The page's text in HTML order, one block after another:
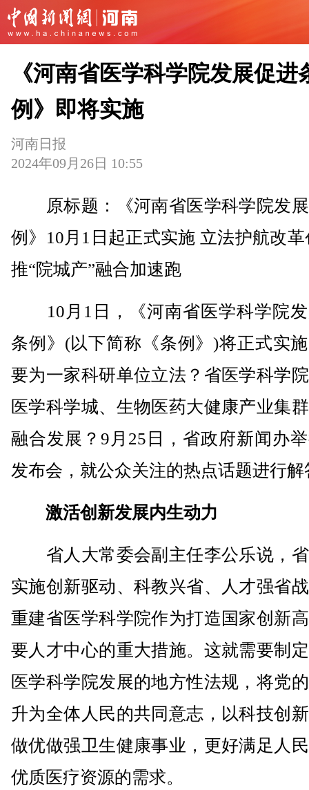
《河南省医学科学院发展促进
例》即将实施
河南日报
2024年09月26日 10:55
原标题：《河南省医学科学院发
例》10月1日起正式实施 立法护航改
推“院城产”融合加速跑
10月1日，《河南省医学科学院发
条例》(以下简称《条例》)将正式实
要为一家科研单位立法？省医学科学
医学科学城、生物医药大健康产业集
融合发展？9月25日，省政府新闻办
发布会，就公众关注的热点话题进行解
激活创新发展内生动力
省人大常委会副主任李公乐说，
实施创新驱动、科教兴省、人才强省
重建省医学科学院作为打造国家创新
要人才中心的重大措施。这就需要制
医学科学院发展的地方性法规，将党
升为全体人民的共同意志，以科技创
做优做强卫生健康事业，更好满足人
优质医疗资源的需求。